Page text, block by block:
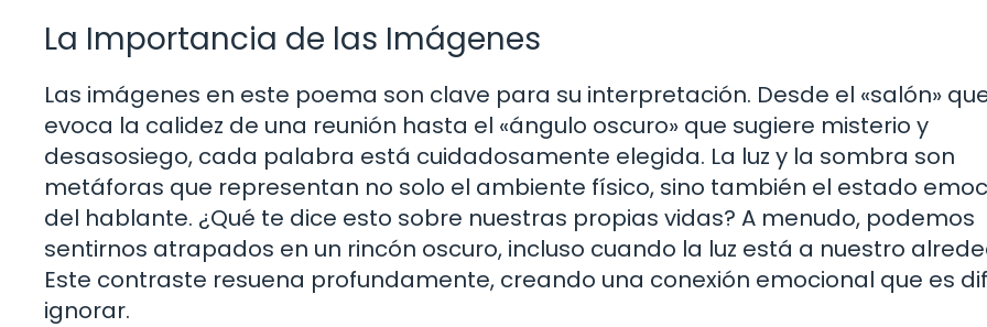
La Importancia de las Imágenes
Las imágenes en este poema son clave para su interpretación. Desde el «salón»
evoca la calidez de una reunión hasta el «ángulo oscuro» que sugiere misterio y
desasosiego, cada palabra está cuidadosamente elegida. La luz y la sombra son
metáforas que representan no solo el ambiente físico, sino también el estado
del hablante. ¿Qué te dice esto sobre nuestras propias vidas? A menudo, podemos
sentirnos atrapados en un rincón oscuro, incluso cuando la luz está a nuestro
Este contraste resuena profundamente, creando una conexión emocional que es
ignorar.